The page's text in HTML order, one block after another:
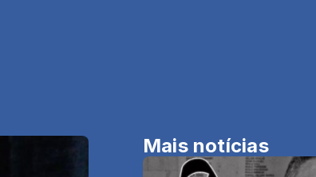
Mais notícias